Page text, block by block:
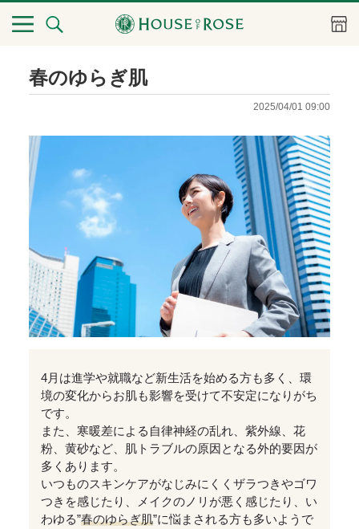
春のゆらぎ肌
2025/04/01 09:00
4月は進学や就職など新生活を始める方も多く、環
境の変化からお肌も影響を受けて不安定になりがち
です。
また、寒暖差による自律神経の乱れ、紫外線、花
粉、黄砂など、肌トラブルの原因となる外的要因が
多くあります。
いつものスキンケアがなじみにくくザラつきやゴワ
つきを感じたり、メイクのノリが悪く感じたり、い
わゆる”春のゆらぎ肌”に悩まされる方も多いようで